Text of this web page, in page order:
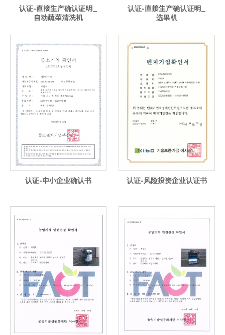
认证-直接生产确认证明_
自动蔬菜清洗机
认证-直接生产确认证明_
选果机
认证-中小企业确认书 认证-风险投资企业认证书